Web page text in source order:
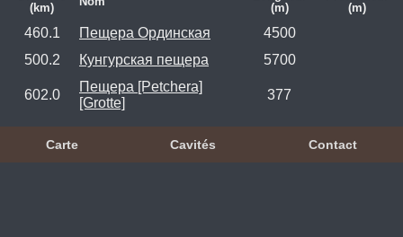
(km)
(m)
(m)
460.1 Пещера Ординская
4500
500.2
Кунгурская пещера 5700
602.0
Пещера [Petchera]
[Grotte]
377
Carte Cavités Contact